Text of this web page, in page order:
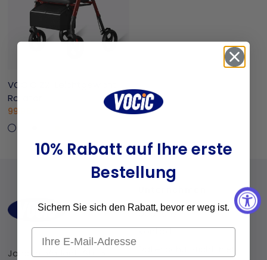
VOCIC Z21 Leichtgewicht
Rollator
99,98€
Dunkelrot
Johann-Vaillant-Str. 5
Über uns
Kontakt
10% Rabatt auf Ihre erste
Bestellung
Sichern Sie sich den Rabatt, bevor er weg ist.
Email